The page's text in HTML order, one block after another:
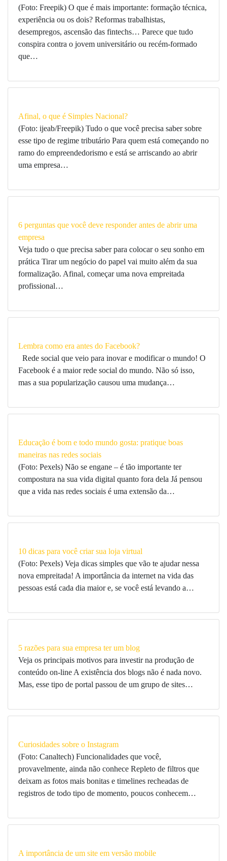
(Foto: Freepik) O que é mais importante: formação técnica,
experiência ou os dois? Reformas trabalhistas,
desempregos, ascensão das fintechs… Parece que tudo
conspira contra o jovem universitário ou recém-formado
que…
Afinal, o que é Simples Nacional?
(Foto: ijeab/Freepik) Tudo o que você precisa saber sobre
esse tipo de regime tributário Para quem está começando no
ramo do empreendedorismo e está se arriscando ao abrir
uma empresa…
6 perguntas que você deve responder antes de abrir uma
empresa
Veja tudo o que precisa saber para colocar o seu sonho em
prática Tirar um negócio do papel vai muito além da sua
formalização. Afinal, começar uma nova empreitada
profissional…
Lembra como era antes do Facebook?
Rede social que veio para inovar e modificar o mundo! O
Facebook é a maior rede social do mundo. Não só isso,
mas a sua popularização causou uma mudança…
Educação é bom e todo mundo gosta: pratique boas
maneiras nas redes sociais
(Foto: Pexels) Não se engane – é tão importante ter
compostura na sua vida digital quanto fora dela Já pensou
que a vida nas redes sociais é uma extensão da…
10 dicas para você criar sua loja virtual
(Foto: Pexels) Veja dicas simples que vão te ajudar nessa
nova empreitada! A importância da internet na vida das
pessoas está cada dia maior e, se você está levando a…
5 razões para sua empresa ter um blog
Veja os principais motivos para investir na produção de
conteúdo on-line A existência dos blogs não é nada novo.
Mas, esse tipo de portal passou de um grupo de sites…
Curiosidades sobre o Instagram
(Foto: Canaltech) Funcionalidades que você,
provavelmente, ainda não conhece Repleto de filtros que
deixam as fotos mais bonitas e timelines recheadas de
registros de todo tipo de momento, poucos conhecem…
A importância de um site em versão mobile